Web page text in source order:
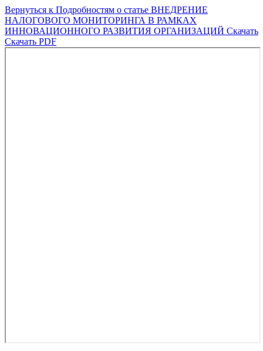
Вернуться к Подробностям о статье ВНЕДРЕНИЕ
НАЛОГОВОГО МОНИТОРИНГА В РАМКАХ
ИННОВАЦИОННОГО РАЗВИТИЯ ОРГАНИЗАЦИЙ Скачать
Скачать PDF